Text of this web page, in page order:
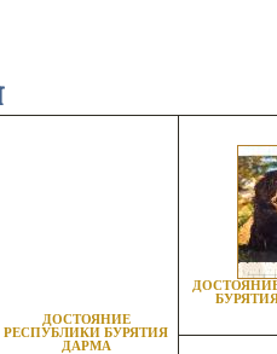
ДОСТОЯНИЕ
РЕСПУБЛИКИ БУРЯТИЯ
ДАРМА